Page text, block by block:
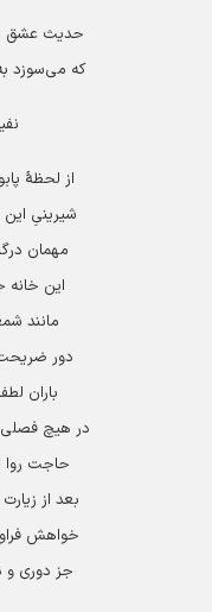
حدیث‌ عشق‌ با
که‌ می‌سوزد
از لحظۀ
شيرينیِ
مهمان
اين خانه
مانند
دور ضريحت
باران
در هيچ
حاجت روا
بعد از
خواهش
جز دوری و